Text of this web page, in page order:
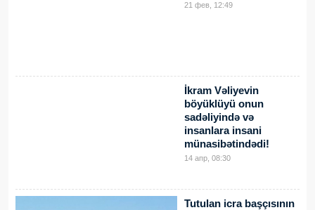
21 фев, 12:49
İkram Vəliyevin
böyüklüyü onun
sadəliyində və
insanlara insani
münasibətindədi!
14 апр, 08:30
Tutulan icra başçısının